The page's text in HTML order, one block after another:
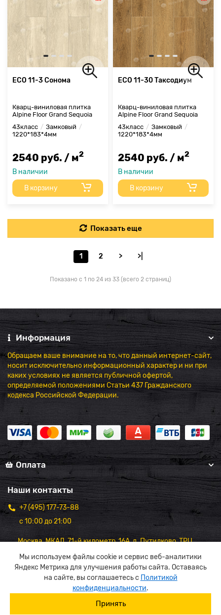
Мы используем файлы cookie и сервис веб-аналитики
Яндекс Метрика для улучшения работы сайта. Оставаясь
на сайте, вы соглашаетесь с Политикой
конфиденциальности.
Принять
ECO 11-3 Сонома
Кварц-виниловая плитка
Alpine Floor Grand Sequoia
43класс
Замковый
1220*183*4мм
2540 руб. / м2
В наличии
В корзину
ECO 11-30 Таксодиум
Кварц-виниловая плитка
Alpine Floor Grand Sequoia
43класс
Замковый
1220*183*4мм
2540 руб. / м2
В наличии
В корзину
Показать еще
1 2 > >|
Показано с 1 по 24 из 33 (всего 2 страниц)
Информация
Обращаем ваше внимание на то, что данный интернет-сайт,
носит исключительно информационный характер и ни при
каких условиях не является публичной офертой,
определяемой положениями Статьи 437 Гражданского
кодекса Российской Федерации.
Оплата
Наши контакты
+7 (495) 177-73-88
с 10:00 до 21:00
Москва, МКАД, 71-й километр, 16А, д. Путилково, ТРЦ